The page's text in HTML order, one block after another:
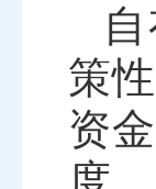
策
资